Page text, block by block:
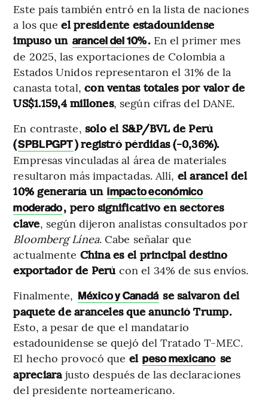
Este país también entró en la lista de naciones
a los queel presidente estadounidense
impuso un arancel del 10%. En el primer mes
de 2025, las exportaciones de Colombia a
Estados Unidos representaron el 31% de la
canasta total, con ventas totales por valor de
US$1.159,4 millones, según cifras del DANE.
En contraste, solo el S&P/BVL de Perú
(SPBLPGPT) registró pérdidas (-0,36%).
Empresas vinculadas al área de materiales
resultaron más impactadas. Allí, el arancel del
10% generaría un impacto económico
moderado, pero significativo en sectores
clave, según dijeron analistas consultados por
Bloomberg Línea. Cabe señalar que
actualmente China es el principal destino
exportador de Perú con el 34% de sus envíos.
Finalmente, México y Canadá se salvaron del
paquete de aranceles que anunció Trump.
Esto, a pesar de que el mandatario
estadounidense se quejó del Tratado T-MEC.
El hecho provocó que el peso mexicano se
apreciarajusto después de las declaraciones
del presidente norteamericano.